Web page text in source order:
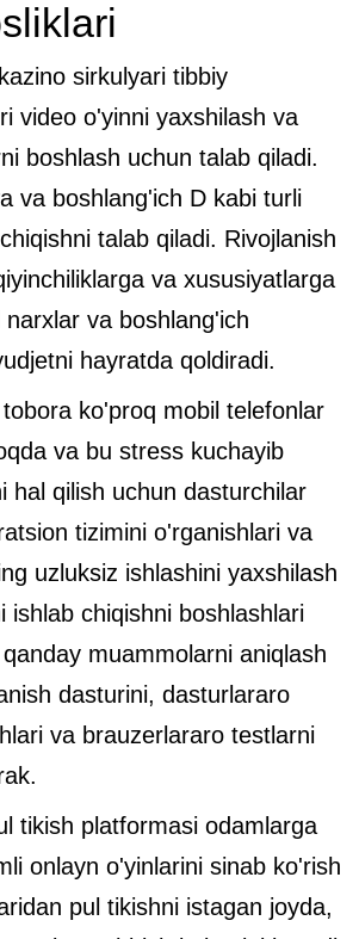
sirkulyari tibbiy
video o'yinni yaxshilash va
boshlash uchun talab qiladi.
va boshlang'ich D kabi turli
talab qiladi. Rivojlanish
va xususiyatlarga
narxlar va boshlang'ich
hayratda qoldiradi.
ko'proq mobil telefonlar
va bu stress kuchayib
hal qilish uchun dasturchilar
tizimini o'rganishlari va
uzluksiz ishlashini yaxshilash
ishlab chiqishni boshlashlari
muammolarni aniqlash
dasturini, dasturlararo
va brauzerlararo testlarni
tikish platformasi odamlarga
onlayn o'yinlarini sinab ko'rish
pul tikishni istagan joyda,